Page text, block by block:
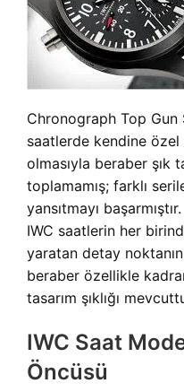
Chronograph Top Gun
saatlerde kendine
olmasıyla beraber şık
toplamamış; farklı
yansıtmayı
IWC saatlerin her
yaratan detay
beraber özellikle
tasarım şıklığı
IWC Saat
Öncüsü